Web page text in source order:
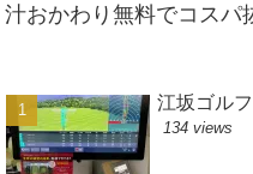
汁おかわり無料でコスパ
江坂ゴル
134 views